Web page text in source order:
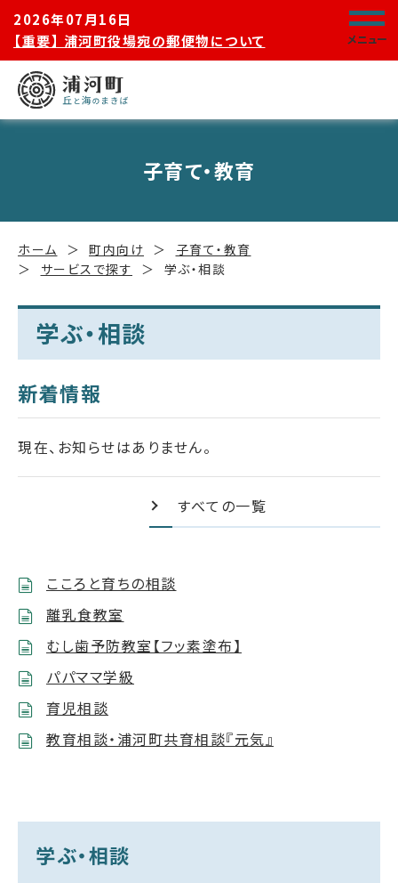
2026年07月16日
【重要】 浦河町役場宛の郵便物について
メニュー
子育て・教育
ホーム 町内向け
子育て・教育
サービスで探す
学ぶ・相談
学ぶ・相談
新着情報
現在、お知らせはありません。
すべての一覧
こころと育ちの相談
離乳食教室
むし歯予防教室【フッ素塗布】
パパママ学級
育児相談
教育相談・浦河町共育相談『元気』
学ぶ・相談